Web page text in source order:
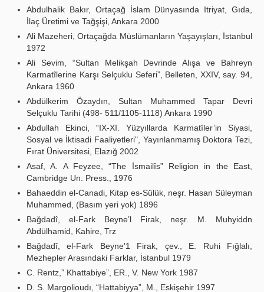
Abdulhalik Bakır, Ortaçağ İslam Dünyasında Itriyat, Gıda,
İlaç Üretimi ve Tağşişi, Ankara 2000
Ali Mazeheri, Ortaçağda Müslümanların Yaşayışları, İstanbul
1972
Ali Sevim, “Sultan Melikşah Devrinde Alışa ve Bahreyn
Karmatîlerine Karşı Selçuklu Seferi”, Belleten, XXIV, say. 94,
Ankara 1960
Abdülkerim Özaydın, Sultan Muhammed Tapar Devri
Selçuklu Tarihi (498- 511/1105-1118) Ankara 1990
Abdullah Ekinci, “IX-XI. Yüzyıllarda Karmatîler’in Siyasi,
Sosyal ve İktisadi Faaliyetleri", Yayınlanmamış Doktora Tezi,
Fırat Üniversitesi, Elazığ 2002
Asaf, A. A Feyzee, “The İsmailîs” Religion in the East,
Cambridge Un. Press., 1976
Bahaeddin el-Canadi, Kitap es-Sülük, neşr. Hasan Süleyman
Muhammed, (Basım yeri yok) 1896
Bağdadî, el-Fark Beyne’l Firak, neşr. M. Muhyiddn
Abdülhamid, Kahire, Trz
Bağdadî, el-Fark Beyne'1 Firak, çev., E. Ruhi Fığlalı,
Mezhepler Arasındaki Farklar, İstanbul 1979
C. Rentz,” Khattabiye”, ER., V. New York 1987
D. S. Margolioudı, “Hattabiyya”, M., Eskişehir 1997